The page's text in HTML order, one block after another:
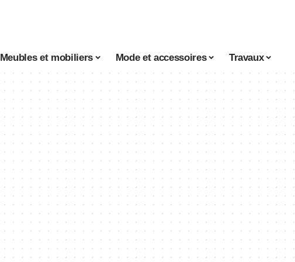
Meubles et mobiliers Mode et accessoires Travaux